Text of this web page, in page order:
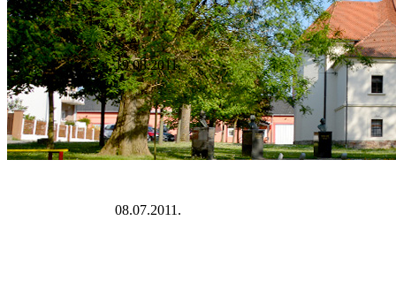
19.08.2011.
08.07.2011.